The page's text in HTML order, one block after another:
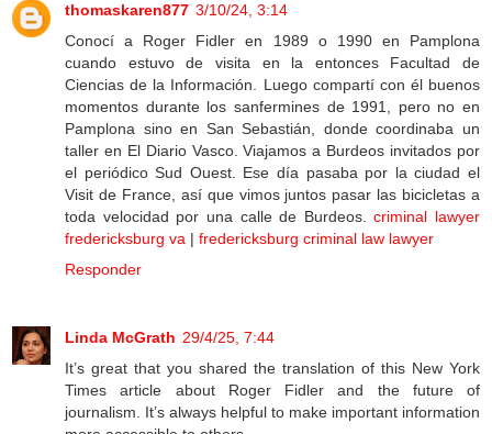
thomaskaren877 3/10/24, 3:14
Conocí a Roger Fidler en 1989 o 1990 en Pamplona
cuando estuvo de visita en la entonces Facultad de
Ciencias de la Información. Luego compartí con él buenos
momentos durante los sanfermines de 1991, pero no en
Pamplona sino en San Sebastián, donde coordinaba un
taller en El Diario Vasco. Viajamos a Burdeos invitados por
el periódico Sud Ouest. Ese día pasaba por la ciudad el
Visit de France, así que vimos juntos pasar las bicicletas a
toda velocidad por una calle de Burdeos.criminal lawyer
fredericksburg va | fredericksburg criminal law lawyer
Responder
Linda McGrath 29/4/25, 7:44
It’s great that you shared the translation of this New York
Times article about Roger Fidler and the future of
journalism. It’s always helpful to make important information